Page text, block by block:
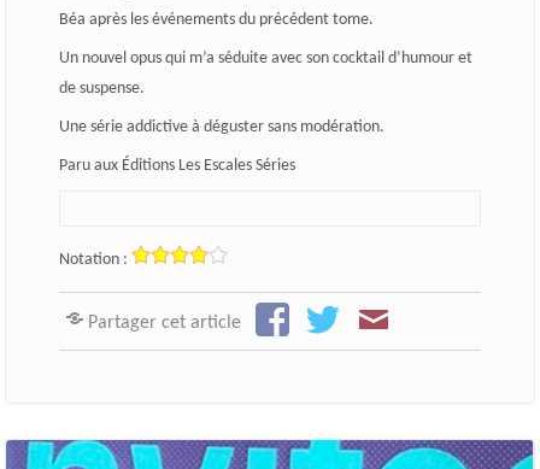
Béa après les événements du précédent tome.
Un nouvel opus qui m’a séduite avec son cocktail d’humour et
de suspense.
Une série addictive à déguster sans modération.
Paru aux Éditions Les Escales Séries
Notation :
Partager cet article